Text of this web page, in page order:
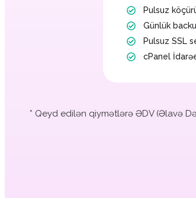
Pulsuz
Günlük
Pulsuz SSL
cPanel
* Qeyd edilən qiymətlərə ƏDV (Əlavə